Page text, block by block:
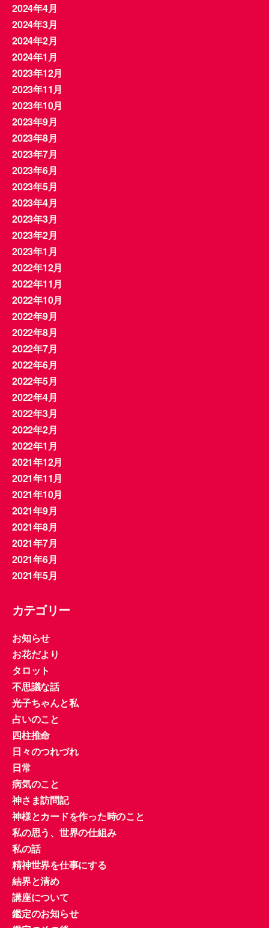
2024年4月
2024年3月
2024年2月
2024年1月
2023年12月
2023年11月
2023年10月
2023年9月
2023年8月
2023年7月
2023年6月
2023年5月
2023年4月
2023年3月
2023年2月
2023年1月
2022年12月
2022年11月
2022年10月
2022年9月
2022年8月
2022年7月
2022年6月
2022年5月
2022年4月
2022年3月
2022年2月
2022年1月
2021年12月
2021年11月
2021年10月
2021年9月
2021年8月
2021年7月
2021年6月
2021年5月
カテゴリー
お知らせ
お花だより
タロット
不思議な話
光子ちゃんと私
占いのこと
四柱推命
日々のつれづれ
日常
病気のこと
神さま訪問記
神様とカードを作った時のこと
私の思う、世界の仕組み
私の話
精神世界を仕事にする
結界と清め
講座について
鑑定のお知らせ